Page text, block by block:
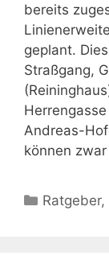
bereits
geplant.
Straßgang,
Andreas-
können
Ratgeber,